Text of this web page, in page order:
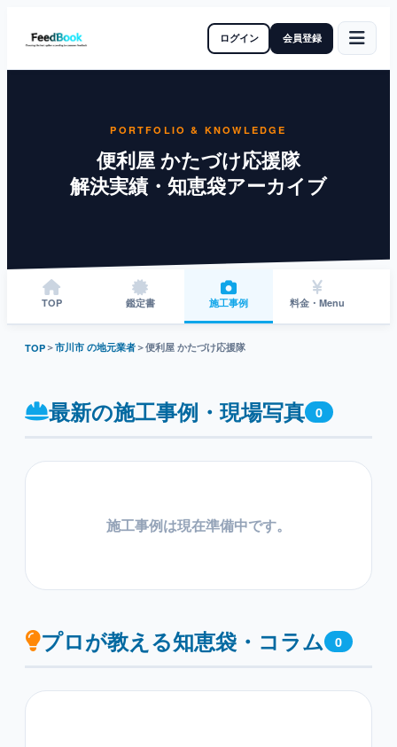
ログイン 会員登録
PORTFOLIO & KNOWLEDGE
便利屋 かたづけ応援隊
解決実績・知恵袋アーカイブ
TOP 鑑定書 施工事例 料金・Menu
TOP＞市川市 の地元業者＞便利屋 かたづけ応援隊
最新の施工事例・現場写真 0
施工事例は現在準備中です。
プロが教える知恵袋・コラム 0